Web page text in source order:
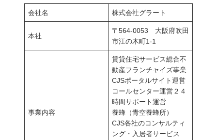
会社名 株式会社グラート
本社
〒564-0053 大阪府吹田
市江の木町1-1
事業内容
賃貸住宅サービス総合不
動産フランチャイズ事業
CJSポータルサイト運営
コールセンター運営２４
時間サポート運営
養蜂（青空養蜂所）
CJS各社のコンサルティ
ング・入居者サービス